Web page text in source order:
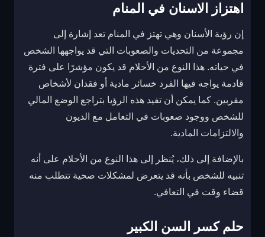
اهتزاز الاسنان في المنام
إن رؤية الأسنان وهي تهتز في المنام تعد إشارة إلى
مجموعة من التحديات والصعوبات التي قد يواجهها الشخص
في حياته. هذا النوع من الأحلام قد يكون مؤشرًا على فترة
قادمة يواجه فيها الفرد خسائر مادية أو فقدان لأشخاص
مقربين. كما يمكن أن تفيد هذه الرؤيا بتراجع الوضع المالي
للشخص ووجود صعوبات في التعامل مع الديون
والالتزامات المادية.
بالإضافة إلى ذلك، يُنظر إلى هذا النوع من الأحلام على أنه
تنبيه للشخص بأنه قد يتعرض لمشكلات صحية تتطلب منه
قضاء وقت في التعافي.
حلم كسر السن الكبير